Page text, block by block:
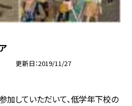
更新日 2019/11/27
加していただいて、低学年下校の